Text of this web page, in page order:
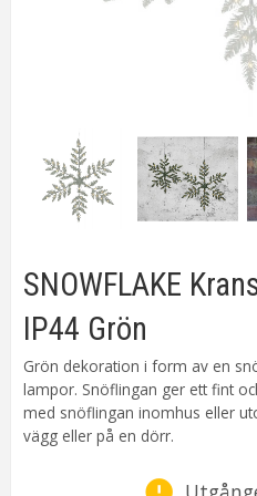
SNOWFLAKE
IP44 Grön
Grön dekoration i form av en
lampor. Snöflingan ger ett fint
med snöflingan inomhus eller
vägg eller på en dörr.